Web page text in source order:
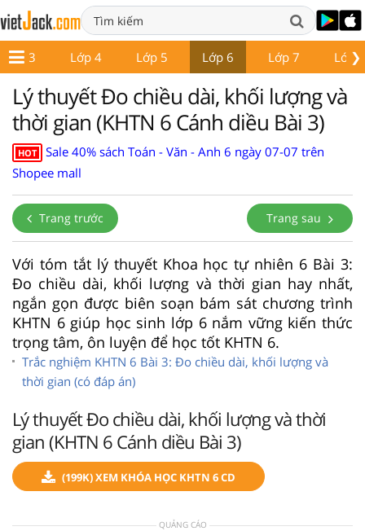
❯
Lớp 3 Lớp 4 Lớp 5 Lớp 6 Lớp 7 Lớp 8
Lý thuyết Đo chiều dài, khối lượng và
thời gian (KHTN 6 Cánh diều Bài 3)
HOT
Sale 40% sách Toán - Văn - Anh 6 ngày 07-07 trên
Shopee mall
Trang trước Trang sau
Với tóm tắt lý thuyết Khoa học tự nhiên 6 Bài 3:
Đo chiều dài, khối lượng và thời gian hay nhất,
ngắn gọn được biên soạn bám sát chương trình
KHTN 6 giúp học sinh lớp 6 nắm vững kiến thức
trọng tâm, ôn luyện để học tốt KHTN 6.
Trắc nghiệm KHTN 6 Bài 3: Đo chiều dài, khối lượng và
thời gian (có đáp án)
Lý thuyết Đo chiều dài, khối lượng và thời
gian (KHTN 6 Cánh diều Bài 3)
(199K) XEM KHÓA HỌC KHTN 6 CD
QUẢNG CÁO